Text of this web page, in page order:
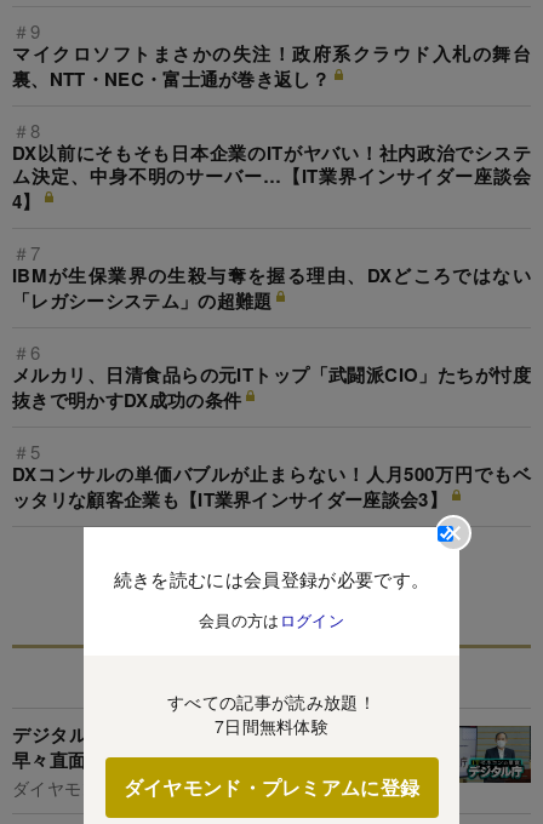
続きを読むには会員登録が必要です。
会員の方は ログイン
すべての記事が読み放題！
7日間無料体験
ダイヤモンド・プレミアムに登録
＃9
マイクロソフトまさかの失注！政府系クラウド入札の舞台
裏、NTT・NEC・富士通が巻き返し？
＃8
DX以前にそもそも日本企業のITがヤバい！社内政治でシステ
ム決定、中身不明のサーバー…【IT業界インサイダー座談会
4】
＃7
IBMが生保業界の生殺与奪を握る理由、DXどころではない
「レガシーシステム」の超難題
＃6
メルカリ、日清食品らの元ITトップ「武闘派CIO」たちが忖度
抜きで明かすDX成功の条件
＃5
DXコンサルの単価バブルが止まらない！人月500万円でもベ
ッタリな顧客企業も【IT業界インサイダー座談会3】
この特集を見る
デジタル庁が大嵐の船出、官民混合600人組織が
早々直面の「3大問題」の深刻
ダイヤモンド編集部,村井令二